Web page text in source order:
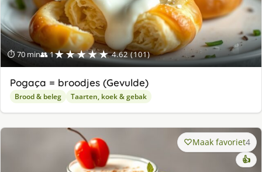
⏱ 70 min👥 1★★★★★ 4.62 (101)
Pogaça = broodjes (Gevulde)
Brood & beleg Taarten, koek & gebak
Maak favoriet4
👍